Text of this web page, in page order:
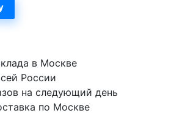
в Москве
России
на следующий день
по Москве